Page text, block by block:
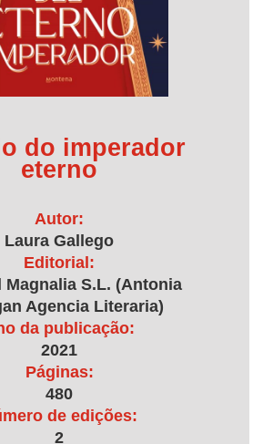
do imperador
eterno
Autor:
Laura Gallego
Editorial:
Magnalia S.L. (Antonia
Agencia Literaria)
da publicação:
2021
Páginas:
480
de edições:
2